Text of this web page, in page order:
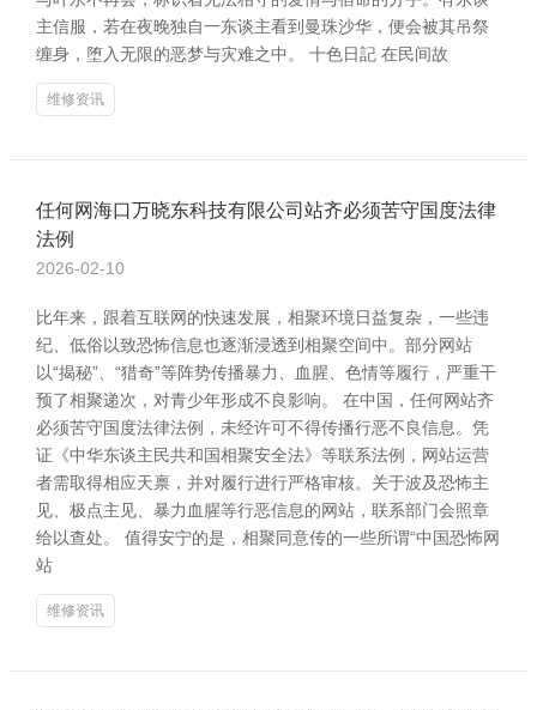
主信服，若在夜晚独自一东谈主看到曼珠沙华，便会被其吊祭
缠身，堕入无限的恶梦与灾难之中。 十色日記 在民间故
维修资讯
任何网海口万晓东科技有限公司站齐必须苦守国度法律
法例
2026-02-10
比年来，跟着互联网的快速发展，相聚环境日益复杂，一些违
纪、低俗以致恐怖信息也逐渐浸透到相聚空间中。部分网站
以“揭秘”、“猎奇”等阵势传播暴力、血腥、色情等履行，严重干
预了相聚递次，对青少年形成不良影响。 在中国，任何网站齐
必须苦守国度法律法例，未经许可不得传播行恶不良信息。凭
证《中华东谈主民共和国相聚安全法》等联系法例，网站运营
者需取得相应天禀，并对履行进行严格审核。关于波及恐怖主
见、极点主见、暴力血腥等行恶信息的网站，联系部门会照章
给以查处。 值得安宁的是，相聚同意传的一些所谓“中国恐怖网
站
维修资讯